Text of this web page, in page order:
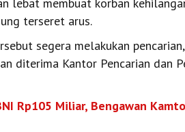
terseret arus.
segera melakukan
diterima Kantor Pencarian dan
Rp105 Miliar, Bengawan